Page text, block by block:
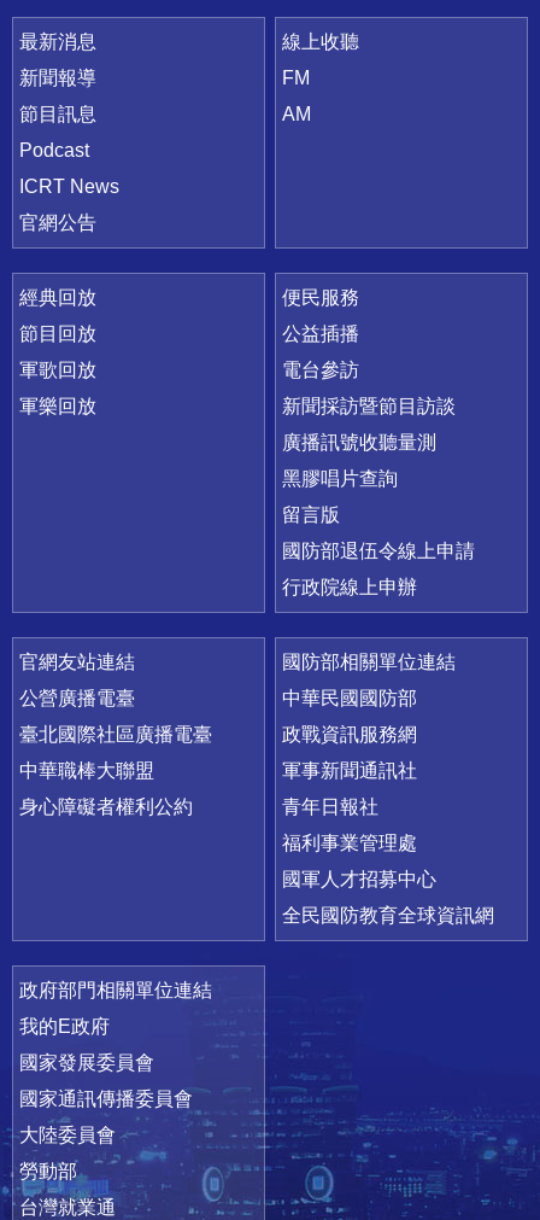
最新消息
新聞報導
節目訊息
Podcast
ICRT News
官網公告
線上收聽
FM
AM
經典回放
節目回放
軍歌回放
軍樂回放
便民服務
公益插播
電台參訪
新聞採訪暨節目訪談
廣播訊號收聽量測
黑膠唱片查詢
留言版
國防部退伍令線上申請
行政院線上申辦
官網友站連結
公營廣播電臺
臺北國際社區廣播電臺
中華職棒大聯盟
身心障礙者權利公約
國防部相關單位連結
中華民國國防部
政戰資訊服務網
軍事新聞通訊社
青年日報社
福利事業管理處
國軍人才招募中心
全民國防教育全球資訊網
政府部門相關單位連結
我的E政府
國家發展委員會
國家通訊傳播委員會
大陸委員會
勞動部
台灣就業通